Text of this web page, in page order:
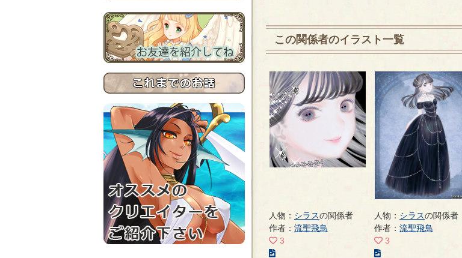
この関係者のイラスト一覧
人物： シラスの関係者
作者： 流聖飛鳥
3
人物： シラスの関係者
作者： 流聖飛鳥
3